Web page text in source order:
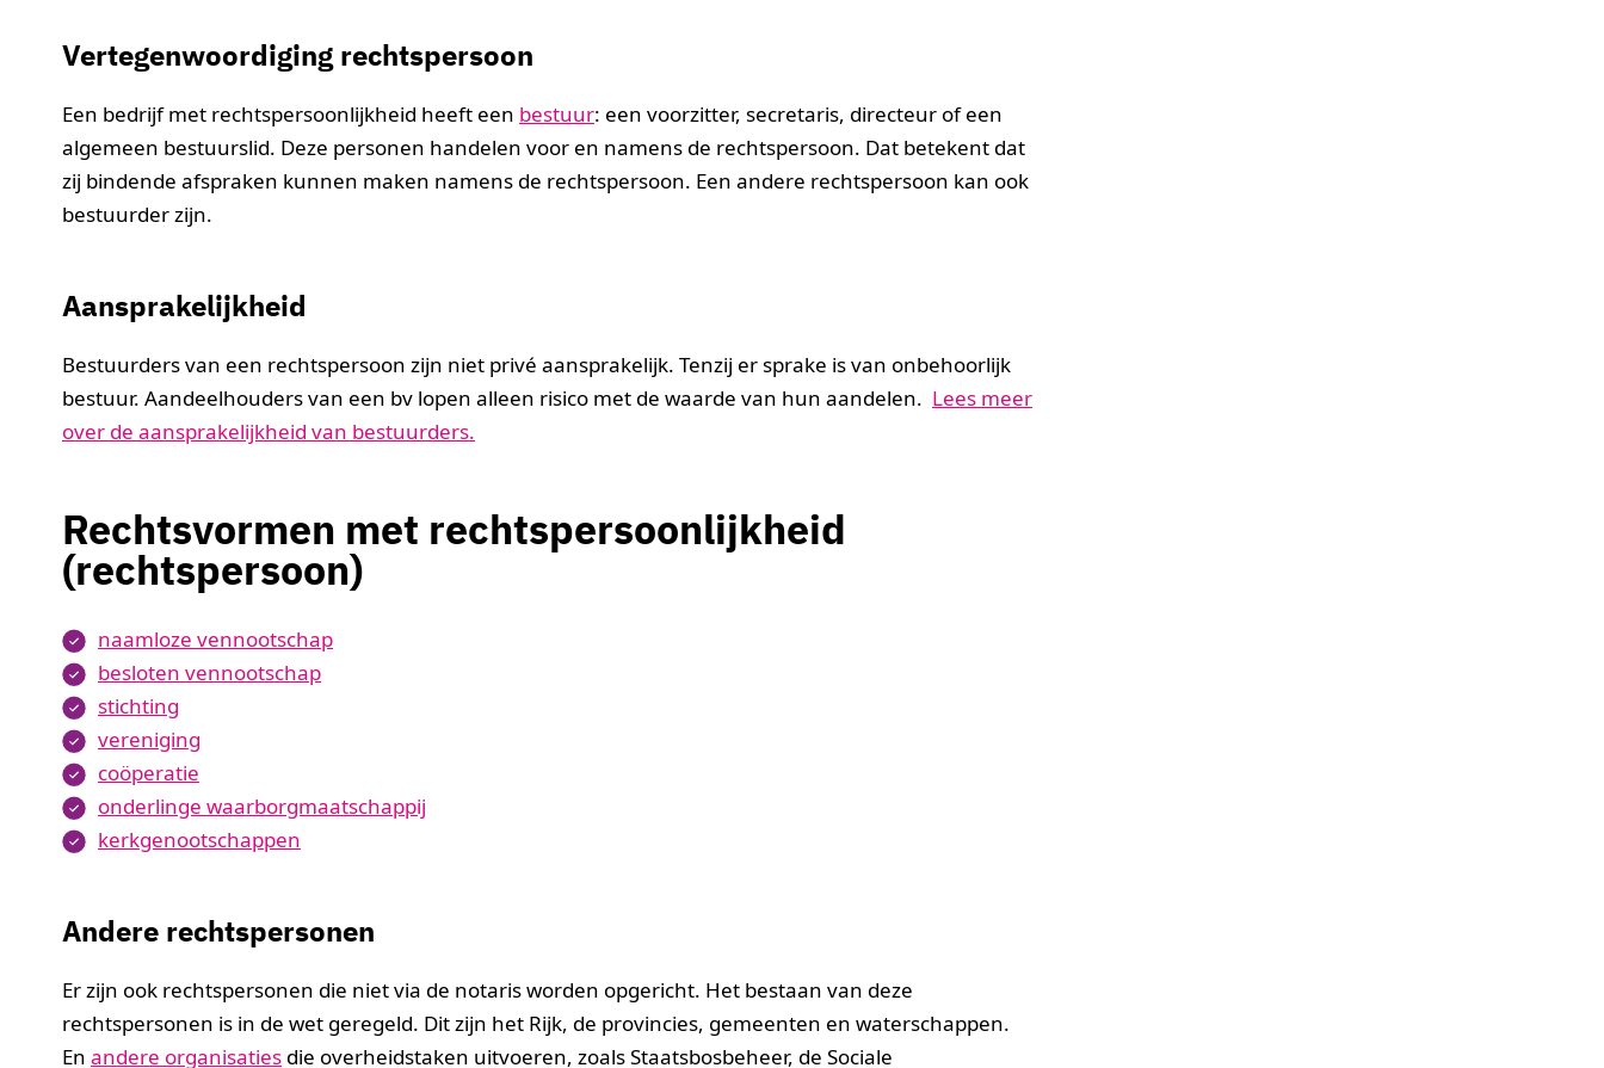
Vertegenwoordiging rechtspersoon
Een bedrijf met rechtspersoonlijkheid heeft een bestuur: een voorzitter, secretaris, directeur of een
algemeen bestuurslid. Deze personen handelen voor en namens de rechtspersoon. Dat betekent dat
zij bindende afspraken kunnen maken namens de rechtspersoon. Een andere rechtspersoon kan ook
bestuurder zijn.
Aansprakelijkheid
Bestuurders van een rechtspersoon zijn niet privé aansprakelijk. Tenzij er sprake is van onbehoorlijk
bestuur. Aandeelhouders van een bv lopen alleen risico met de waarde van hun aandelen. Lees meer
over de aansprakelijkheid van bestuurders.
Rechtsvormen met rechtspersoonlijkheid
(rechtspersoon)
naamloze vennootschap
besloten vennootschap
stichting
vereniging
coöperatie
onderlinge waarborgmaatschappij
kerkgenootschappen
Andere rechtspersonen
Er zijn ook rechtspersonen die niet via de notaris worden opgericht. Het bestaan van deze
rechtspersonen is in de wet geregeld. Dit zijn het Rijk, de provincies, gemeenten en waterschappen.
En andere organisaties die overheidstaken uitvoeren, zoals Staatsbosbeheer, de Sociale